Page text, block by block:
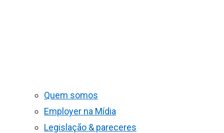
Quem somos
Employer na Mídia
Legislação & pareceres